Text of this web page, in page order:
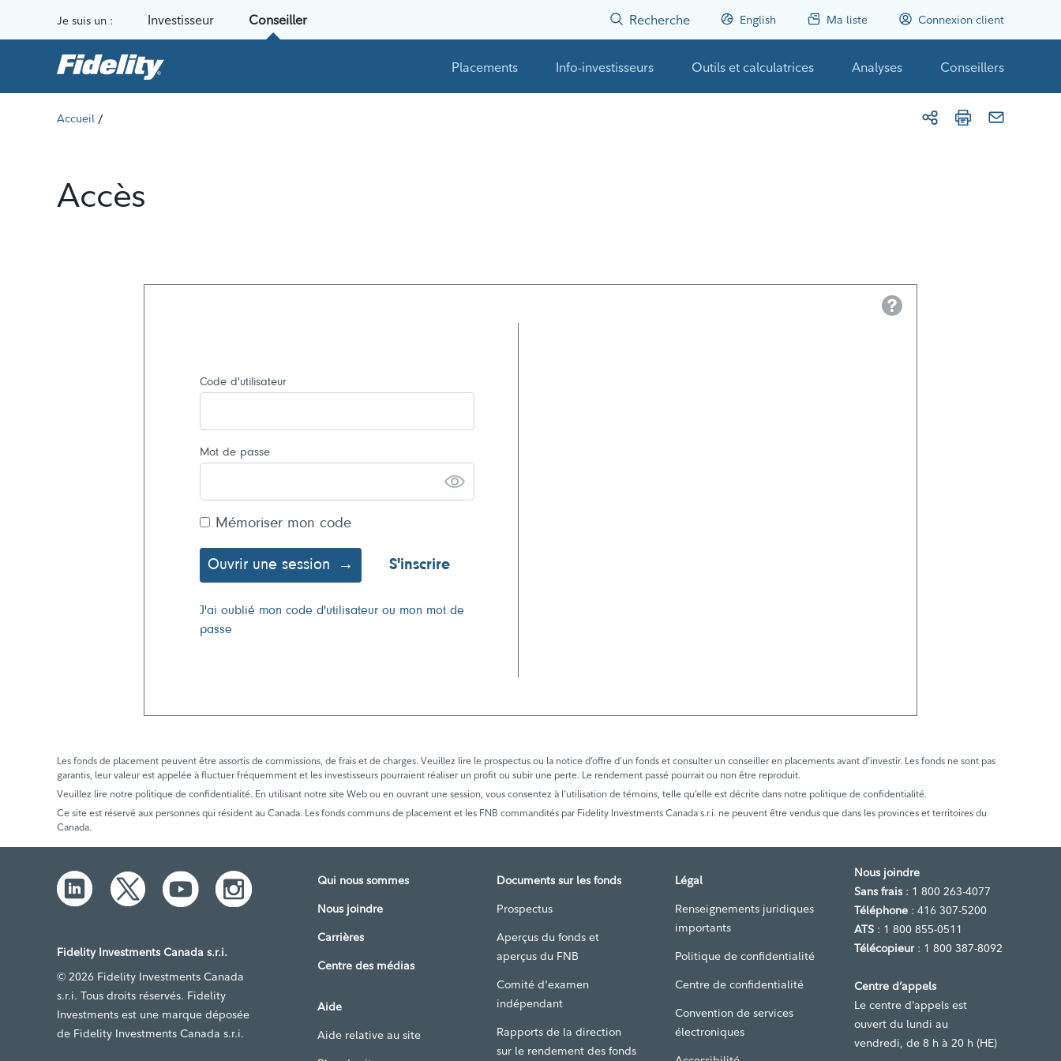
Je suis un : Investisseur Conseiller Recherche English Ma liste Connexion client
Placements Info-investisseurs Outils et calculatrices Analyses Conseillers
Accueil /
Accès
Help
Code d'utilisateur
Mot de passe
Mémoriser mon code
Ouvrir une session S'inscrire
J'ai oublié mon code d'utilisateur ou mon mot de
passe
Les fonds de placement peuvent être assortis de commissions, de frais et de charges. Veuillez lire le prospectus ou la notice d’offre d’un fonds et consulter un conseiller en placements avant d’investir. Les fonds ne sont pas
garantis, leur valeur est appelée à fluctuer fréquemment et les investisseurs pourraient réaliser un profit ou subir une perte. Le rendement passé pourrait ou non être reproduit.
Veuillez lire notre politique de confidentialité. En utilisant notre site Web ou en ouvrant une session, vous consentez à l’utilisation de témoins, telle qu’elle est décrite dans notre politique de confidentialité.
Ce site est réservé aux personnes qui résident au Canada. Les fonds communs de placement et les FNB commandités par Fidelity Investments Canada s.r.i. ne peuvent être vendus que dans les provinces et territoires du
Canada.
Fidelity Investments Canada s.r.i.
© 2026 Fidelity Investments Canada
s.r.i. Tous droits réservés. Fidelity
Investments est une marque déposée
de Fidelity Investments Canada s.r.i.
Qui nous sommes
Nous joindre
Carrières
Centre des médias
Aide
Aide relative au site
Documents sur les fonds
Prospectus
Aperçus du fonds et
aperçus du FNB
Comité d'examen
indépendant
Rapports de la direction
sur le rendement des fonds
Légal
Renseignements juridiques
importants
Politique de confidentialité
Centre de confidentialité
Convention de services
électroniques
Nous joindre
Sans frais: 1 800 263-4077
Téléphone : 416 307-5200
ATS : 1 800 855-0511
Télécopieur: 1 800 387-8092
Centre d’appels
Le centre d’appels est
ouvert du lundi au
vendredi, de 8 h à 20 h (HE)